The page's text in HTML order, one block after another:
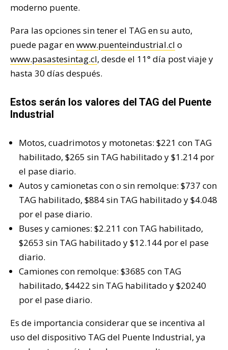
moderno puente.
Para las opciones sin tener el TAG en su auto,
puede pagar enwww.puenteindustrial.cl o
www.pasastesintag.cl, desde el 11° día post viaje y
hasta 30 días después.
Estos serán los valores del TAG del Puente
Industrial
Motos, cuadrimotos y motonetas: $221 con TAG
habilitado, $265 sin TAG habilitado y $1.214 por
el pase diario.
Autos y camionetas con o sin remolque: $737 con
TAG habilitado, $884 sin TAG habilitado y $4.048
por el pase diario.
Buses y camiones: $2.211 con TAG habilitado,
$2653 sin TAG habilitado y $12.144 por el pase
diario.
Camiones con remolque: $3685 con TAG
habilitado, $4422 sin TAG habilitado y $20240
por el pase diario.
Es de importancia considerar que se incentiva al
uso del dispositivo TAG del Puente Industrial, ya